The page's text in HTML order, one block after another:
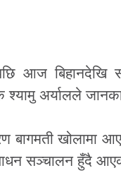
आज बिहानदेखि
श्यामु अर्यालले
बागमती खोलामा
सञ्चालन हुँदै